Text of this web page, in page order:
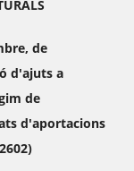
de
d'ajuts a
de
d'aportacions